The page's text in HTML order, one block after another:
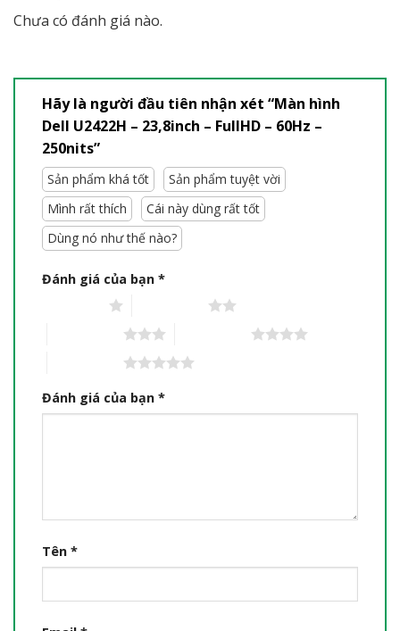
Chưa có đánh giá nào.
Hãy là người đầu tiên nhận xét “Màn hình
Dell U2422H – 23,8inch – FullHD – 60Hz –
250nits”
Sản phẩm khá tốt
Sản phẩm tuyệt vời
Mình rất thích
Cái này dùng rất tốt
Dùng nó như thế nào?
Đánh giá của bạn *
Đánh giá của bạn *
Tên *